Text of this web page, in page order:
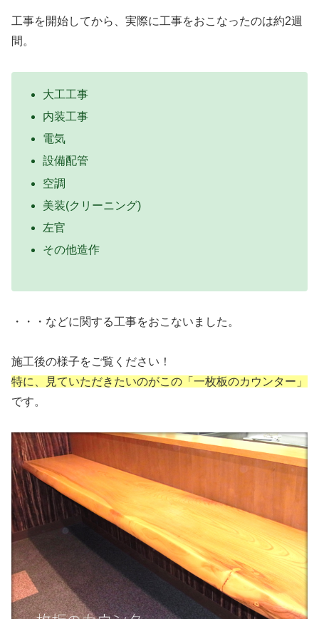
工事を開始してから、実際に工事をおこなったのは約2週
間。
大工工事
内装工事
電気
設備配管
空調
美装(クリーニング)
左官
その他造作
・・・などに関する工事をおこないました。
施工後の様子をご覧ください！
特に、見ていただきたいのがこの「一枚板のカウンター」
です。